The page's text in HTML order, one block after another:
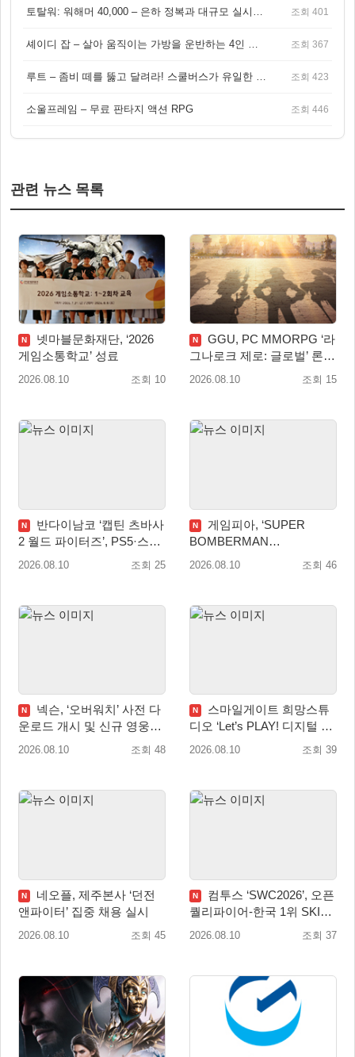
토탈워: 워해머 40,000 – 은하 정복과 대규모 실시간 전투가 결합된 전략 게임! 조회 401
셰이디 잡 – 살아 움직이는 가방을 운반하는 4인 협동 물리 어드벤처 게임 조회 367
루트 – 좀비 떼를 뚫고 달려라! 스쿨버스가 유일한 집이 되는 4인 협동 생존 게임 조회 423
소울프레임 – 무료 판타지 액션 RPG 조회 446
관련 뉴스 목록
N
넷마블문화재단, ‘2026
게임소통학교’ 성료
2026.08.10 조회 10
N
GGU, PC MMORPG ‘라
그나로크 제로: 글로벌’ 론칭
전 유저 소통에 주목!
2026.08.10 조회 15
N
반다이남코 ‘캡틴 츠바사
2 월드 파이터즈’, PS5·스위
치 패키지 선주문 실시
2026.08.10 조회 25
N
게임피아, ‘SUPER
BOMBERMAN
COLLECTION’ PS5·스위치
2026.08.10 조회 46
N
넥슨, ‘오버워치’ 사전 다
운로드 개시 및 신규 영웅
‘디몬(D.Mon)’ 공개!
2026.08.10 조회 48
N
스마일게이트 희망스튜
디오 ‘Let’s PLAY! 디지털 창
작 탐험대’ 참여 기관 및 멘
2026.08.10 조회 39
N
네오플, 제주본사 ‘던전
앤파이터’ 집중 채용 실시
2026.08.10 조회 45
N
컴투스 ‘SWC2026’, 오픈
퀄리파이어-한국 1위 SKIT
월드 파이널 진출!
2026.08.10 조회 37